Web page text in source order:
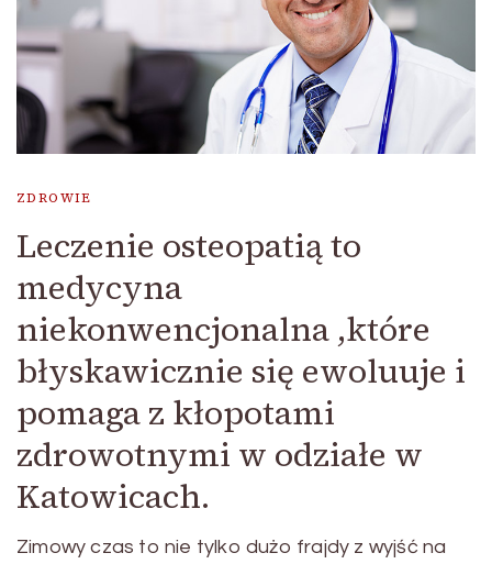
ZDROWIE
Leczenie osteopatią to
medycyna
niekonwencjonalna ,które
błyskawicznie się ewoluuje i
pomaga z kłopotami
zdrowotnymi w odziałe w
Katowicach.
Zimowy czas to nie tylko dużo frajdy z wyjść na